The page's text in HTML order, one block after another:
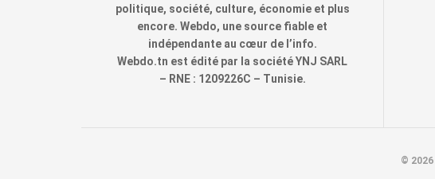
politique, société, culture, économie et plus
encore. Webdo, une source fiable et
indépendante au cœur de l’info.
Webdo.tn est édité par la société YNJ SARL
– RNE : 1209226C – Tunisie.
© 2026